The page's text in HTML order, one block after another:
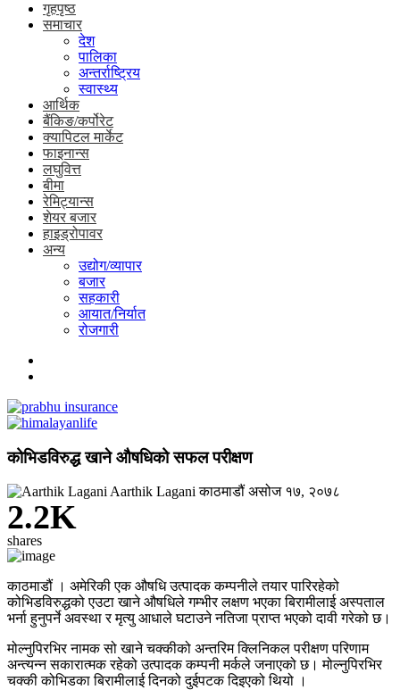
गृहपृष्ठ
समाचार
देश
पालिका
अन्तर्राष्ट्रिय
स्वास्थ्य
आर्थिक
बैंकिङ/कर्पोरेट
क्यापिटल मार्केट
फाइनान्स
लघुवित्त
बीमा
रेमिट्यान्स
शेयर बजार
हाइड्रोपावर
अन्य
उद्योग/व्यापार
बजार
सहकारी
आयात/निर्यात
रोजगारी
कोभिडविरुद्ध खाने औषधिको सफल परीक्षण
Aarthik Laganiकाठमाडौं असोज १७, २०७८
2.2K
shares
काठमाडौं । अमेरिकी एक औषधि उत्पादक कम्पनीले तयार पारिरहेको
कोभिडविरुद्धको एउटा खाने औषधिले गम्भीर लक्षण भएका बिरामीलाई अस्पताल
भर्ना हुनुपर्ने अवस्था र मृत्यु आधाले घटाउने नतिजा प्राप्त भएको दावी गरेको छ।
मोल्नुपिरभिर नामक सो खाने चक्कीको अन्तरिम क्लिनिकल परीक्षण परिणाम
अन्त्यन्न सकारात्मक रहेको उत्पादक कम्पनी मर्कले जनाएको छ। मोल्नुपिरभिर
चक्की कोभिडका बिरामीलाई दिनको दुईपटक दिइएको थियो ।